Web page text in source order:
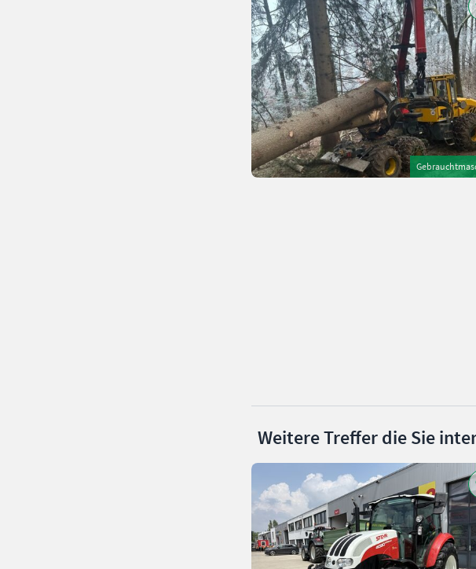
Weitere Treffer die Sie